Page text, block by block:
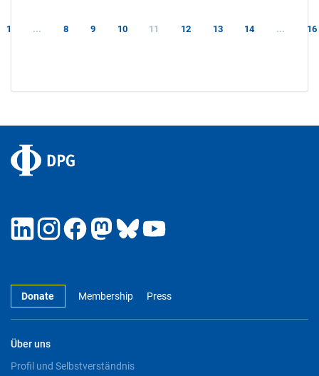
1 ... 8 9 10 11 12 13 14 ... 16
Donate Membership Press
Über uns
Profil und Selbstverständnis